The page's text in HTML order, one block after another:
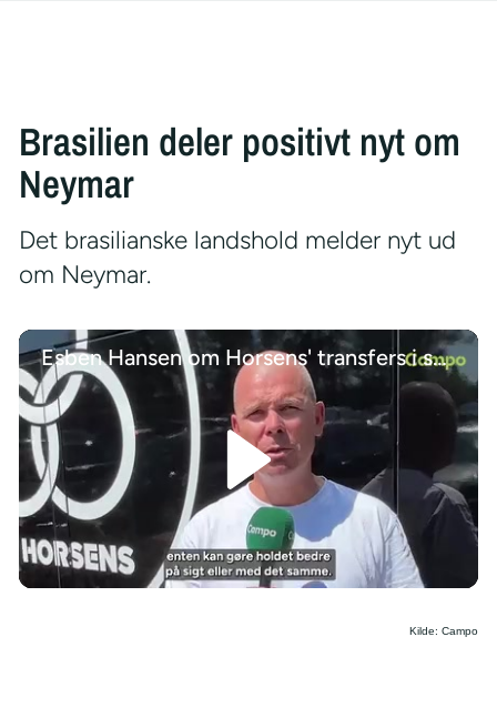
Brasilien deler positivt nyt om
Neymar
Det brasilianske landshold melder nyt ud
om Neymar.
Esben Hansen om Horsens' transfers i sommeren 2026
/
Kilde: Campo